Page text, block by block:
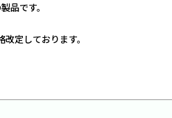
品です。
定しております。